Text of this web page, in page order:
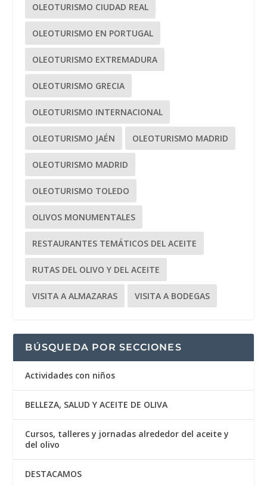
OLEOTURISMO CIUDAD REAL
OLEOTURISMO EN PORTUGAL
OLEOTURISMO EXTREMADURA
OLEOTURISMO GRECIA
OLEOTURISMO INTERNACIONAL
OLEOTURISMO JAÉN OLEOTURISMO MADRID
OLEOTURISMO MADRID
OLEOTURISMO TOLEDO
OLIVOS MONUMENTALES
RESTAURANTES TEMÁTICOS DEL ACEITE
RUTAS DEL OLIVO Y DEL ACEITE
VISITA A ALMAZARAS VISITA A BODEGAS
BÚSQUEDA POR SECCIONES
Actividades con niños
BELLEZA, SALUD Y ACEITE DE OLIVA
Cursos, talleres y jornadas alrededor del aceite y
del olivo
DESTACAMOS